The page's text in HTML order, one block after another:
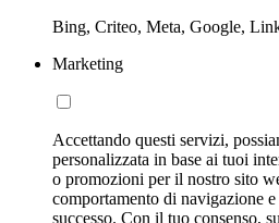
Bing, Criteo, Meta, Google,
Marketing
Accettando questi servizi,
personalizzata in base ai tuoi
o promozioni per il nostro sito
comportamento di navigazione
successo. Con il tuo consenso,